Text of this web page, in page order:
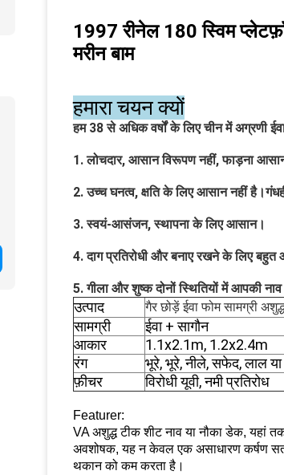
1997 रीनेल 180 स्विम
मरीन बाम
हमारा चयन क्यों
हम 38 से अधिक वर्षों के लिए चीन में अग्रणी
1. लोचदार, आसान विरूपण नहीं, फाड़ना
2. उच्च घनत्व, क्षति के लिए आसान नहीं
3. स्वयं-आसंजन, स्थापना के लिए आसान।
4. दाग प्रतिरोधी और बनाए रखने के लिए बहुत
5. गीला और शुष्क दोनों स्थितियों में आपकी
उत्पाद गैर छोड़ें ईवा फोम सामग्री
सामग्री
ईवा + सागौन
आकार
1.1x2.1m, 1.2x2.4m
रंग
भूरे, भूरे, नीले, सफेद, लाल
फ़ीचर
विरोधी यूवी, नमी प्रतिरोध
Featurer:
VA अशुद्ध टीक शीट नाव या नौका डेक, यहां
अवशोषक, यह न केवल एक असाधारण कर्षण
थकान को कम करता है।